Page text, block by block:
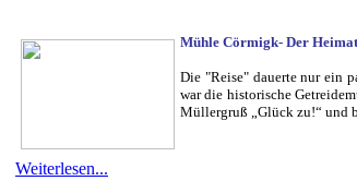
Mühle Cörmigk- Der
Die "Reise" dauerte nur ein
war die historische
Müllergruß „Glück zu!“ und
Weiterlesen...